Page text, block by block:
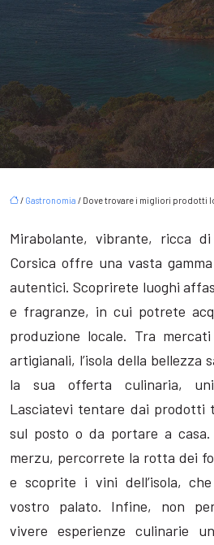
/ Gastronomia / Dove trovare i migliori prodotti
Mirabolante, vibrante, ricca
Corsica offre una vasta
autentici. Scoprirete luoghi
e fragranze, in cui potrete
produzione locale. Tra
artigianali, l’isola della bellezza
la sua offerta culinaria,
Lasciatevi tentare dai prodotti
sul posto o da portare a
merzu, percorrete la rotta dei
e scoprite i vini dell’isola,
vostro palato. Infine, non
vivere esperienze culinarie